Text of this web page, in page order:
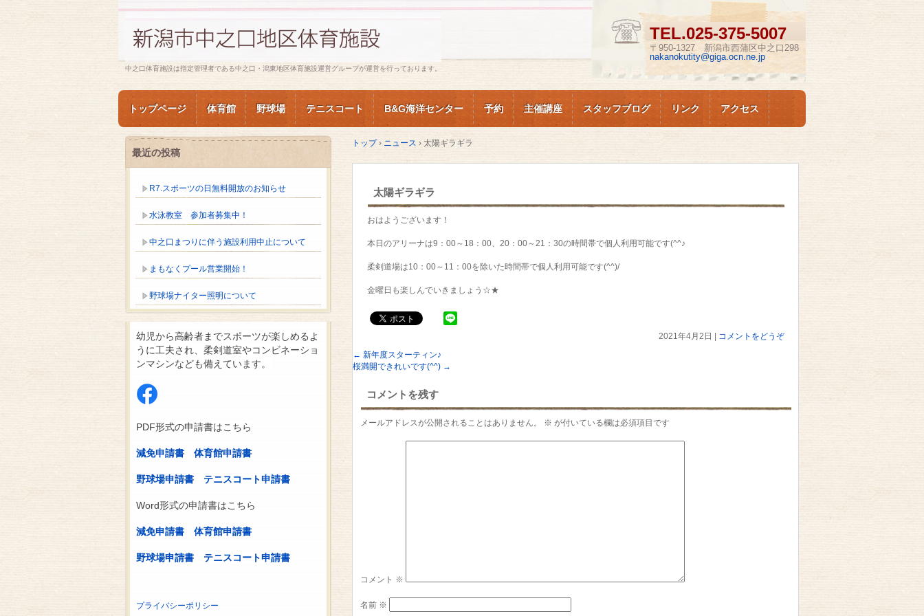
中之口体育施設は指定管理者である中之口・潟東地区体育施設運営グループが運営を行っております。
TEL.025-375-5007
〒950-1327 新潟市西蒲区中之口298
nakanokutity@giga.ocn.ne.jp
トップページ 体育館 野球場 テニスコート B&G海洋センター 予約 主催講座 スタッフブログ リンク アクセス
トップ › ニュース › 太陽ギラギラ
太陽ギラギラ
おはようございます！
本日のアリーナは9：00～18：00、20：00～21：30の時間帯で個人利用可能です(^^♪
柔剣道場は10：00～11：00を除いた時間帯で個人利用可能です(^^)/
金曜日も楽しんでいきましょう☆★
2021年4月2日
コメントをどうぞ
← 新年度スターティン♪
桜満開できれいです(^^) →
コメントを残す
メールアドレスが公開されることはありません。 ※ が付いている欄は必須項目です
コメント ※
名前 ※
最近の投稿
R7.スポーツの日無料開放のお知らせ
水泳教室 参加者募集中！
中之口まつりに伴う施設利用中止について
まもなくプール営業開始！
野球場ナイター照明について
幼児から高齢者までスポーツが楽しめるよ
うに工夫され、柔剣道室やコンビネーショ
ンマシンなども備えています。
PDF形式の申請書はこちら
減免申請書 体育館申請書
野球場申請書 テニスコート申請書
Word形式の申請書はこちら
減免申請書 体育館申請書
野球場申請書 テニスコート申請書
プライバシーポリシー